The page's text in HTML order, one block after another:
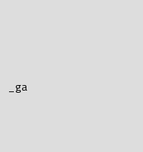
_ga